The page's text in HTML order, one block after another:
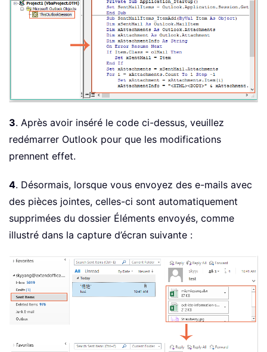
3. Après avoir inséré le code ci-dessus, veuillez
redémarrer Outlook pour que les modifications
prennent effet.
4. Désormais, lorsque vous envoyez des e-mails avec
des pièces jointes, celles-ci sont automatiquement
supprimées du dossier Éléments envoyés, comme
illustré dans la capture d’écran suivante :